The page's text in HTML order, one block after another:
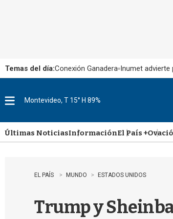
Temas del día:Conexión Ganadera Inumet
u
Montevideo, T 15° H 89%
Últimas NoticiasInformaciónEl País +
EL PAÍS MUNDO ESTADOS UNIDOS
Trump y